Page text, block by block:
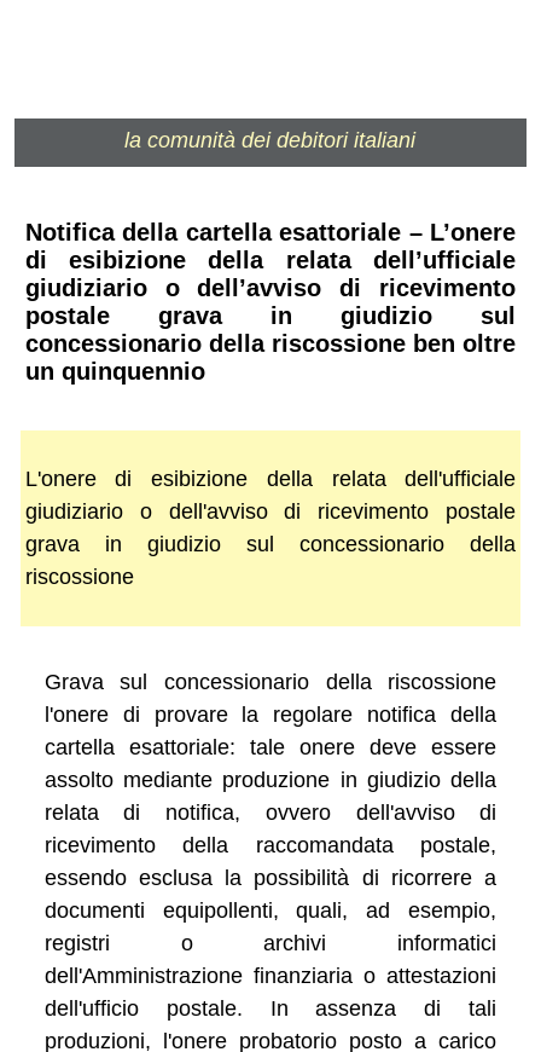
la comunità dei debitori italiani
Notifica della cartella esattoriale – L’onere
di esibizione della relata dell’ufficiale
giudiziario o dell’avviso di ricevimento
postale grava in giudizio sul
concessionario della riscossione ben oltre
un quinquennio
L'onere di esibizione della relata dell'ufficiale
giudiziario o dell'avviso di ricevimento postale
grava in giudizio sul concessionario della
riscossione
Grava sul concessionario della riscossione
l'onere di provare la regolare notifica della
cartella esattoriale: tale onere deve essere
assolto mediante produzione in giudizio della
relata di notifica, ovvero dell'avviso di
ricevimento della raccomandata postale,
essendo esclusa la possibilità di ricorrere a
documenti equipollenti, quali, ad esempio,
registri o archivi informatici
dell'Amministrazione finanziaria o attestazioni
dell'ufficio postale. In assenza di tali
produzioni, l'onere probatorio posto a carico